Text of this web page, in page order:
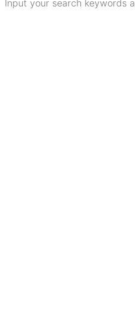
Input your search keywords